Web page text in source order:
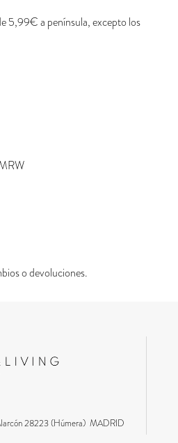
5,99€ a península, excepto los
o devoluciones.
28223 (Húmera) MADRID